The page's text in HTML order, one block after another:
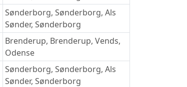
Sønderborg, Sønderborg, Als
Sønder, Sønderborg
Brenderup, Brenderup, Vends,
Odense
Sønderborg, Sønderborg, Als
Sønder, Sønderborg